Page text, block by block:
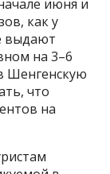
июня и
как у
выдают
на 3–6
Шенгенскую
что
на